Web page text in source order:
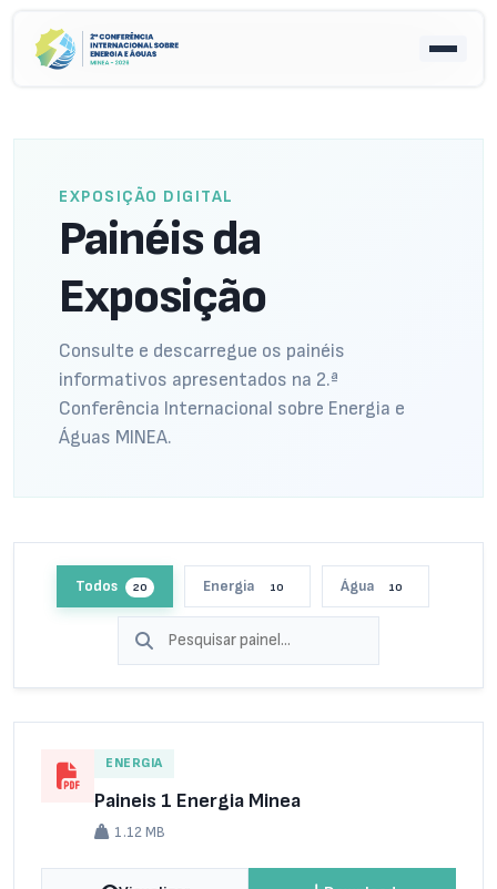
EXPOSIÇÃO DIGITAL
Painéis da
Exposição
Consulte e descarregue os painéis
informativos apresentados na 2.ª
Conferência Internacional sobre Energia e
Águas MINEA.
Todos 20 Energia 10 Água 10
ENERGIA
Paineis 1 Energia Minea
1.12 MB